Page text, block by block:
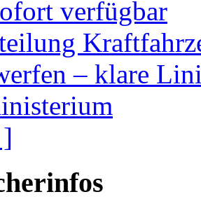
verfügbar
– klare